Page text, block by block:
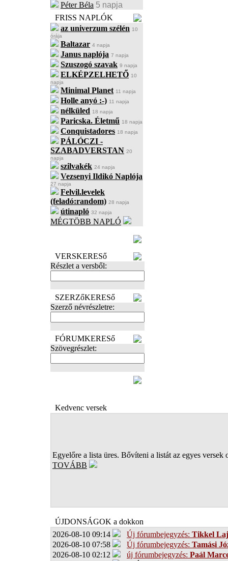
Péter Béla 5 napja
FRISS NAPLÓK
az univerzum szélén 10
órája
Baltazar 4 napja
Janus naplója 7 napja
Szuszogó szavak 9 napja
ELKÉPZELHETŐ 10
napja
Minimal Planet 11 napja
Holle anyó :-) 11 napja
nélküled 18 napja
Paricska. Életmű 18 napja
Conquistadores 18 napja
PÁLÓCZI -
SZABADVERSTAN 20
napja
szilvakék 24 napja
Vezsenyi Ildikó Naplója
27 napja
Felvil.levelek
(feladó:random) 28 napja
útinapló 32 napja
MÉGTÖBB NAPLÓ
VERSKERESő
Részlet a versből:
SZERZőKERESő
Szerző névrészletre:
FÓRUMKERESő
Szövegrészlet:
Kedvenc versek
Egyelőre a lista üres. Bővíteni a listát az egyes versek
TOVÁBB
ÚJDONSÁGOK a dokkon
2026-08-10 09:14
Új fórumbejegyzés: Tikkel
2026-08-10 07:58
Új fórumbejegyzés: Tamási
2026-08-10 02:12
új fórumbejegyzés: Paál